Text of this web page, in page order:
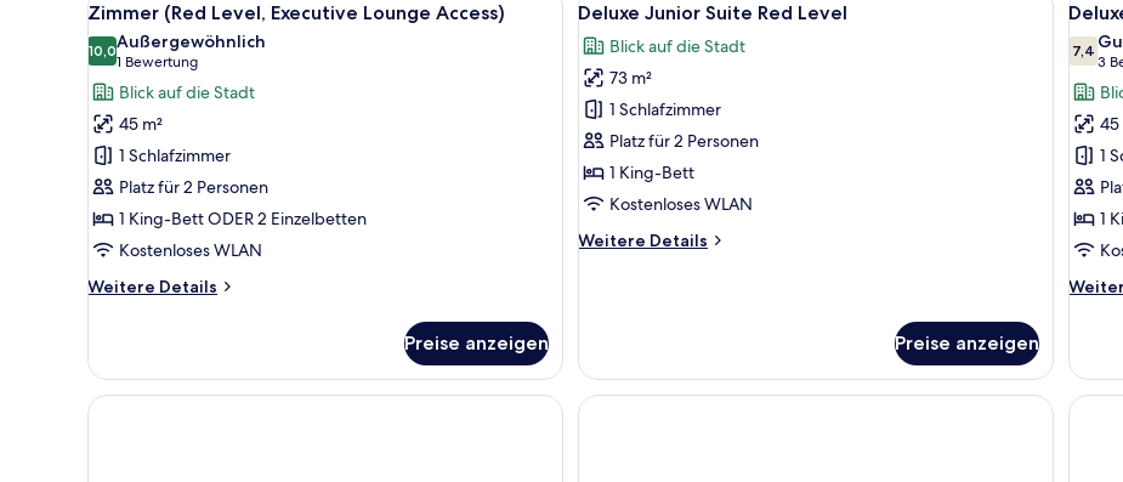
Fotos
für
Zimmer
(Red
Level,
Executive
Lounge
Access)
anzeigen
7
Zimmer (Red Level, Executive Lounge Access)
10,010,0 von 10
Außergewöhnlich
1 Bewertung
(1
Bewertung)
Blick auf die Stadt
45 m²
1 Schlafzimmer
Platz für 2 Personen
1 King-Bett ODER 2 Einzelbetten
Kostenloses WLAN
Weitere Details
Weitere
(Red
Level,
Executive
Preise anzeigen
Fotos
für
Deluxe
Junior
Suite
Red
Level
4
Deluxe Junior Suite Red Level
Blick auf die Stadt
73 m²
1 Schlafzimmer
Platz für 2 Personen
1 King-Bett
Kostenloses WLAN
Weitere Details
Weitere
Red
Level
Preise anzeigen
für
5
7,47,43
(3
45
1
1
Zimmer